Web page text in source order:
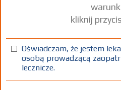
Znaleziono wyników:
kliknij
Oświadczam, że jestem
osobą prowadzącą
lecznicze.